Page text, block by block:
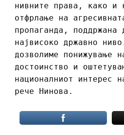
нивните права, како и
отфрлање на
пропаганда, поддржана
највисоко државно
дозволиме понижување
достоинство и
националниот интерес
рече Нинова.